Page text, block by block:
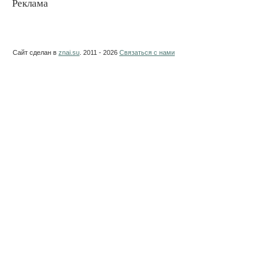
Реклама
Сайт сделан в znai.su . 2011 - 2026 Связаться с нами